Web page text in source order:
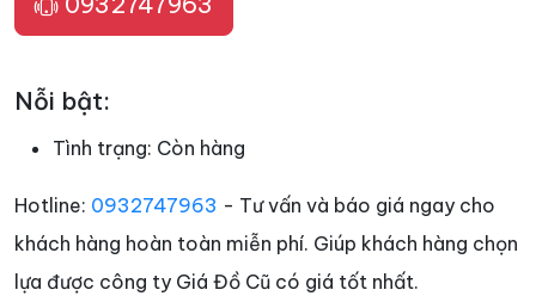
Nỗi bật:
Tình trạng: Còn hàng
Hotline: 0932747963 - Tư vấn và báo giá ngay cho
khách hàng hoàn toàn miễn phí. Giúp khách hàng chọn
lựa được công ty Giá Đồ Cũ có giá tốt nhất.